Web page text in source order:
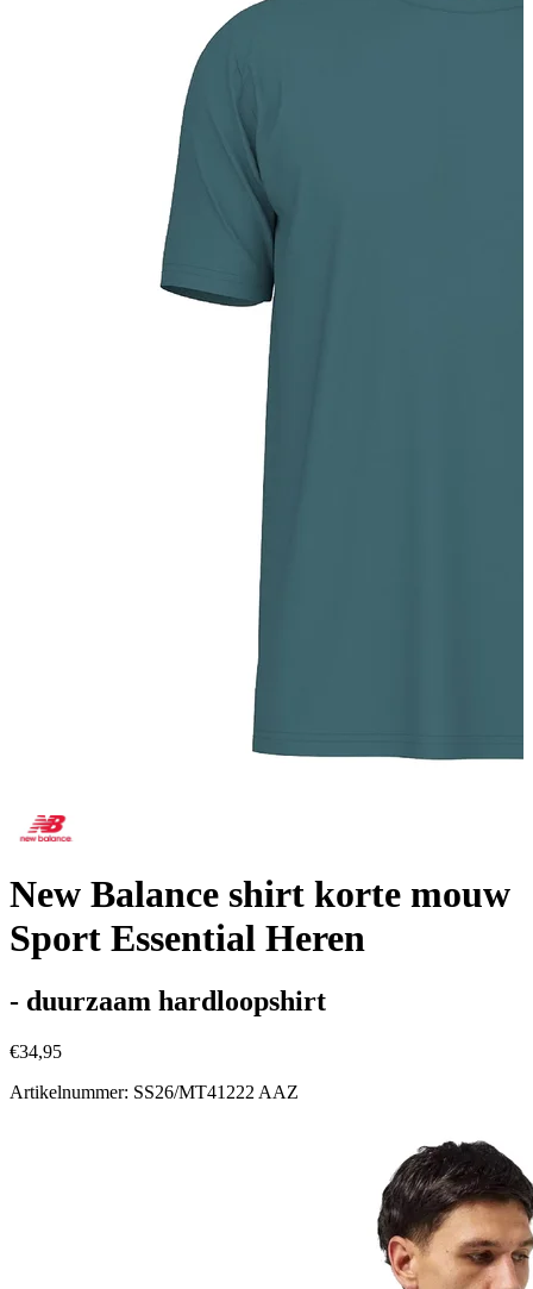
New Balance shirt korte mouw
Sport Essential Heren
- duurzaam hardloopshirt
€34,95
Artikelnummer: SS26/MT41222 AAZ